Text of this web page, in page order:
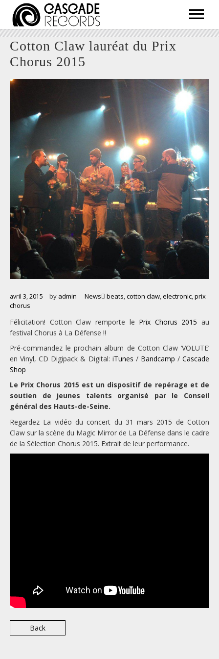
ARTISTS
RELEASES
ABOUT
Cotton Claw lauréat du Prix
Chorus 2015
avril 3, 2015 by admin News beats cotton claw electronic prix
chorus
Félicitation! Cotton Claw remporte le Prix Chorus 2015 au
festival Chorus à La Défense !!
Pré-commandez le prochain album de Cotton Claw ‘VOLUTE’
en Vinyl, CD Digipack & Digital: iTunes / Bandcamp /Cascade
Shop
Le Prix Chorus 2015 est un dispositif de repérage et de
soutien de jeunes talents organisé par le Conseil
général des Hauts-de-Seine.
Regardez La vidéo du concert du 31 mars 2015 de Cotton
Claw sur la scène du Magic Mirror de La Défense dans le cadre
de la Sélection Chorus 2015. Extrait de leur performance.
Back